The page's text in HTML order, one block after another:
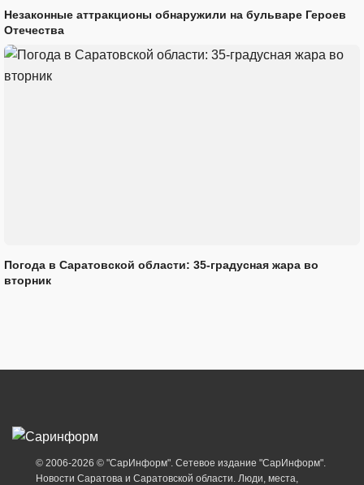
Незаконные аттракционы обнаружили на бульваре Героев
Отечества
Погода в Саратовской области: 35-градусная жара во
вторник
© 2006-2026 © "СарИнформ". Сетевое издание "СарИнформ".
Новости Саратова и Саратовской области. Люди, места,